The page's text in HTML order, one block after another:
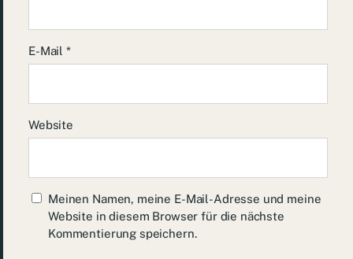
E-Mail *
Website
Meinen Namen, meine E-Mail-Adresse und meine
Website in diesem Browser für die nächste
Kommentierung speichern.